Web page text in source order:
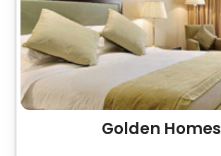
Golden Homes